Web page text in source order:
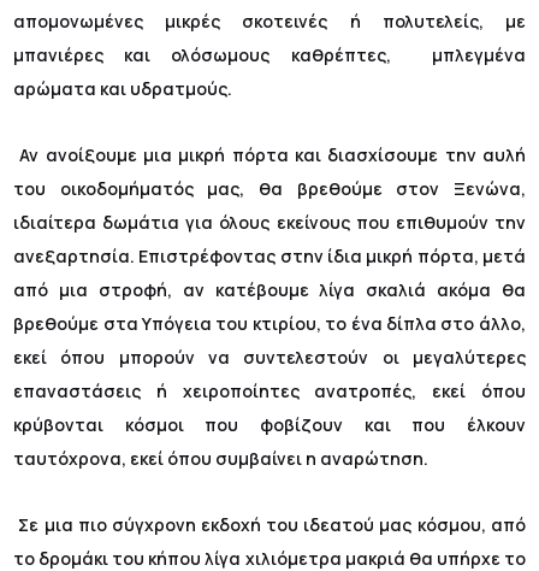
απομονωμένες μικρές σκοτεινές ή πολυτελείς, με
μπανιέρες και ολόσωμους καθρέπτες, μπλεγμένα
αρώματα και υδρατμούς.
Αν ανοίξουμε μια μικρή πόρτα και διασχίσουμε την αυλή
του οικοδομήματός μας, θα βρεθούμε στον Ξενώνα,
ιδιαίτερα δωμάτια για όλους εκείνους που επιθυμούν την
ανεξαρτησία. Επιστρέφοντας στην ίδια μικρή πόρτα, μετά
από μια στροφή, αν κατέβουμε λίγα σκαλιά ακόμα θα
βρεθούμε στα Υπόγεια του κτιρίου, το ένα δίπλα στο άλλο,
εκεί όπου μπορούν να συντελεστούν οι μεγαλύτερες
επαναστάσεις ή χειροποίητες ανατροπές, εκεί όπου
κρύβονται κόσμοι που φοβίζουν και που έλκουν
ταυτόχρονα, εκεί όπου συμβαίνει η αναρώτηση.
Σε μια πιο σύγχρονη εκδοχή του ιδεατού μας κόσμου, από
το δρομάκι του κήπου λίγα χιλιόμετρα μακριά θα υπήρχε το